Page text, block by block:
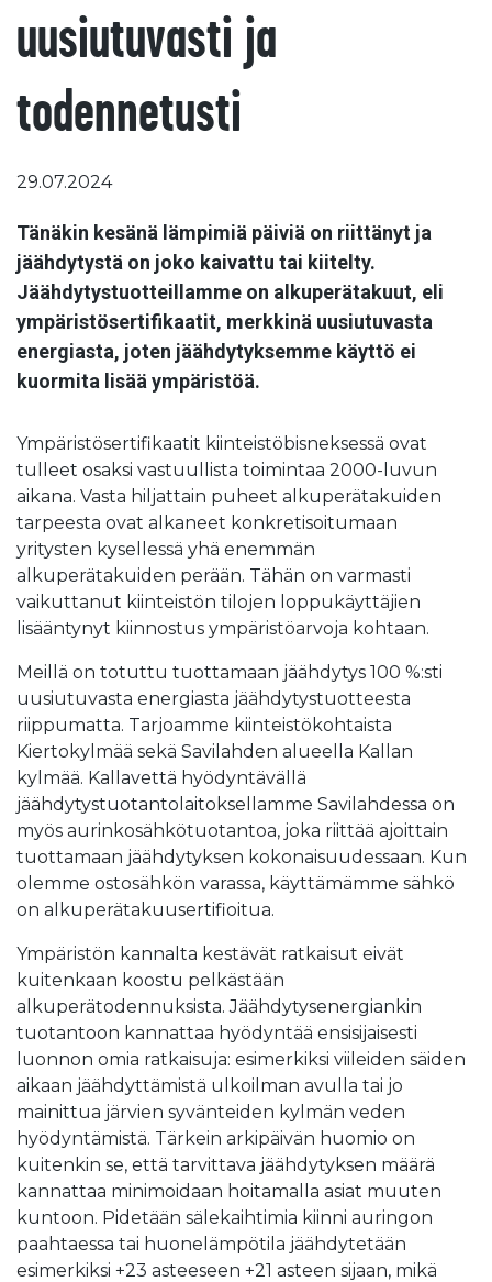
uusiutuvasti ja
todennetusti
29.07.2024
Tänäkin kesänä lämpimiä päiviä on riittänyt ja
jäähdytystä on joko kaivattu tai kiitelty.
Jäähdytystuotteillamme on alkuperätakuut, eli
ympäristösertifikaatit, merkkinä uusiutuvasta
energiasta, joten jäähdytyksemme käyttö ei
kuormita lisää ympäristöä.
Ympäristösertifikaatit kiinteistöbisneksessä ovat
tulleet osaksi vastuullista toimintaa 2000-luvun
aikana. Vasta hiljattain puheet alkuperätakuiden
tarpeesta ovat alkaneet konkretisoitumaan
yritysten kysellessä yhä enemmän
alkuperätakuiden perään. Tähän on varmasti
vaikuttanut kiinteistön tilojen loppukäyttäjien
lisääntynyt kiinnostus ympäristöarvoja kohtaan.
Meillä on totuttu tuottamaan jäähdytys 100 %:sti
uusiutuvasta energiasta jäähdytystuotteesta
riippumatta. Tarjoamme kiinteistökohtaista
Kiertokylmää sekä Savilahden alueella Kallan
kylmää. Kallavettä hyödyntävällä
jäähdytystuotantolaitoksellamme Savilahdessa on
myös aurinkosähkötuotantoa, joka riittää ajoittain
tuottamaan jäähdytyksen kokonaisuudessaan. Kun
olemme ostosähkön varassa, käyttämämme sähkö
on alkuperätakuusertifioitua.
Ympäristön kannalta kestävät ratkaisut eivät
kuitenkaan koostu pelkästään
alkuperätodennuksista. Jäähdytysenergiankin
tuotantoon kannattaa hyödyntää ensisijaisesti
luonnon omia ratkaisuja: esimerkiksi viileiden säiden
aikaan jäähdyttämistä ulkoilman avulla tai jo
mainittua järvien syvänteiden kylmän veden
hyödyntämistä. Tärkein arkipäivän huomio on
kuitenkin se, että tarvittava jäähdytyksen määrä
kannattaa minimoidaan hoitamalla asiat muuten
kuntoon. Pidetään sälekaihtimia kiinni auringon
paahtaessa tai huonelämpötila jäähdytetään
esimerkiksi +23 asteeseen +21 asteen sijaan, mikä